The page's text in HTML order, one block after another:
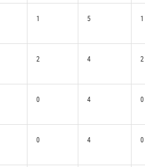
1 5 1
2 4 2
0 4 0
0 4 0